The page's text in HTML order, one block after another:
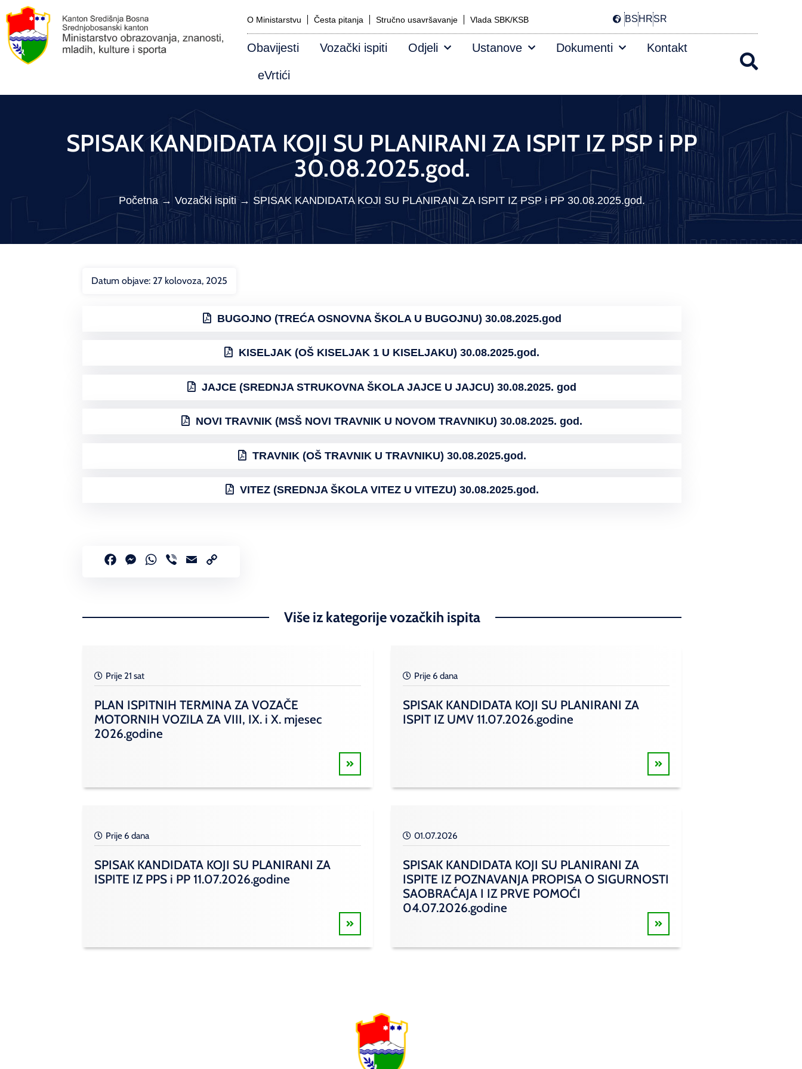
O Ministarstvu Česta pitanja Stručno usavršavanje Vlada SBK/KSB BSHRSR
Obavijesti Vozački ispiti Odjeli Ustanove Dokumenti Kontakt
eVrtići
SPISAK KANDIDATA KOJI SU PLANIRANI ZA ISPIT IZ PSP i PP
30.08.2025.god.
Početna→ Vozački ispiti→ SPISAK KANDIDATA KOJI SU PLANIRANI ZA ISPIT IZ PSP i PP 30.08.2025.god.
Datum objave: 27 kolovoza, 2025
BUGOJNO (TREĆA OSNOVNA ŠKOLA U BUGOJNU) 30.08.2025.god
KISELJAK (OŠ KISELJAK 1 U KISELJAKU) 30.08.2025.god.
JAJCE (SREDNJA STRUKOVNA ŠKOLA JAJCE U JAJCU) 30.08.2025. god
NOVI TRAVNIK (MSŠ NOVI TRAVNIK U NOVOM TRAVNIKU) 30.08.2025. god.
TRAVNIK (OŠ TRAVNIK U TRAVNIKU) 30.08.2025.god.
VITEZ (SREDNJA ŠKOLA VITEZ U VITEZU) 30.08.2025.god.
FacebookMessenger
WhatsApp
Viber Email
Više iz kategorije vozačkih ispita
Prije 21 sat
PLAN ISPITNIH TERMINA ZA VOZAČE
MOTORNIH VOZILA ZA VIII, IX. i X. mjesec
2026.godine
Prije 6 dana
SPISAK KANDIDATA KOJI SU PLANIRANI ZA
ISPIT IZ UMV 11.07.2026.godine
Prije 6 dana
SPISAK KANDIDATA KOJI SU PLANIRANI ZA
ISPITE IZ PPS i PP 11.07.2026.godine
01.07.2026
SPISAK KANDIDATA KOJI SU PLANIRANI ZA
ISPITE IZ POZNAVANJA PROPISA O SIGURNOSTI
SAOBRAĆAJA I IZ PRVE POMOĆI
04.07.2026.godine